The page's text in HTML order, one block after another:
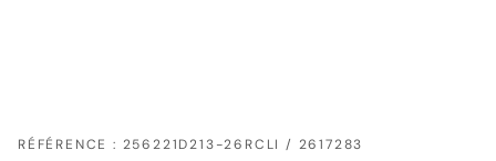
RÉFÉRENCE : 256221D213-26RCLI / 2617283